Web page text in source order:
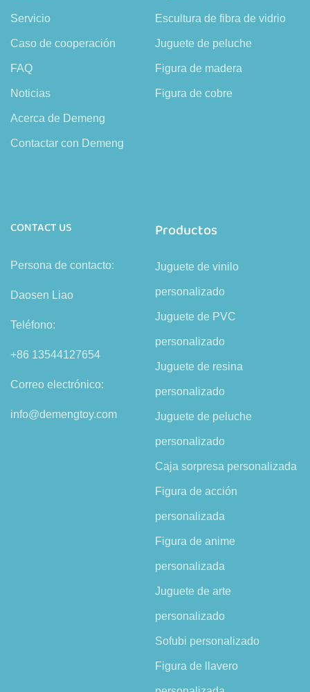
Servicio
Caso de cooperación
FAQ
Noticias
Acerca de Demeng
Contactar con Demeng
Escultura de fibra de vidrio
Juguete de peluche
Figura de madera
Figura de cobre
CONTACT US
Persona de contacto:
Daosen Liao
Teléfono:
+86 13544127654
Correo electrónico:
info@demengtoy.com
Productos
Juguete de vinilo
personalizado
Juguete de PVC
personalizado
Juguete de resina
personalizado
Juguete de peluche
personalizado
Caja sorpresa personalizada
Figura de acción
personalizada
Figura de anime
personalizada
Juguete de arte
personalizado
Sofubi personalizado
Figura de llavero